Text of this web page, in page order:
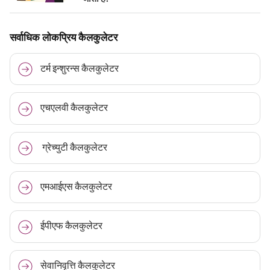
Plan Smarter, Live Better!
Full Name
सर्वाधिक लोकप्रिय कैलकुलेटर
टर्म इन्शुरन्स कैलकुलेटर
एचएलवी कैलकुलेटर
ग्रेच्युटी कैलकुलेटर
एमआईएस कैलकुलेटर
ईपीएफ कैलकुलेटर
सेवानिवृत्ति कैलकुलेटर